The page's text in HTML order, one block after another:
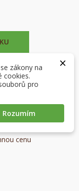
cenu
seznam přání
uložit do
Přihlásit se
×
zákony na
cookies.
pro
Rozumím